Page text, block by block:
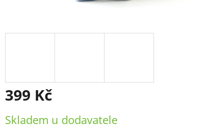
399 Kč
cena:
Skladem u dodavatele